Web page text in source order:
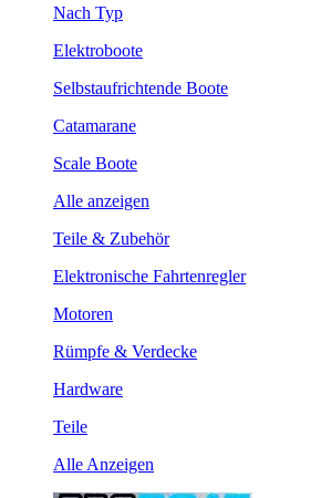
Nach Typ
Elektroboote
Selbstaufrichtende Boote
Catamarane
Scale Boote
Alle anzeigen
Teile & Zubehör
Elektronische Fahrtenregler
Motoren
Rümpfe & Verdecke
Hardware
Teile
Alle Anzeigen